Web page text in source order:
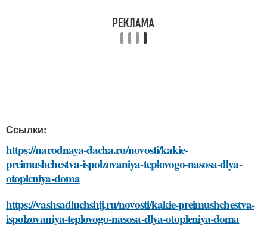
Ссылки:
https://narodnaya-dacha.ru/novosti/kakie-
preimushchestva-ispolzovaniya-teplovogo-nasosa-dlya-
otopleniya-doma
https://vashsadluchshij.ru/novosti/kakie-preimushchestva-
ispolzovaniya-teplovogo-nasosa-dlya-otopleniya-doma